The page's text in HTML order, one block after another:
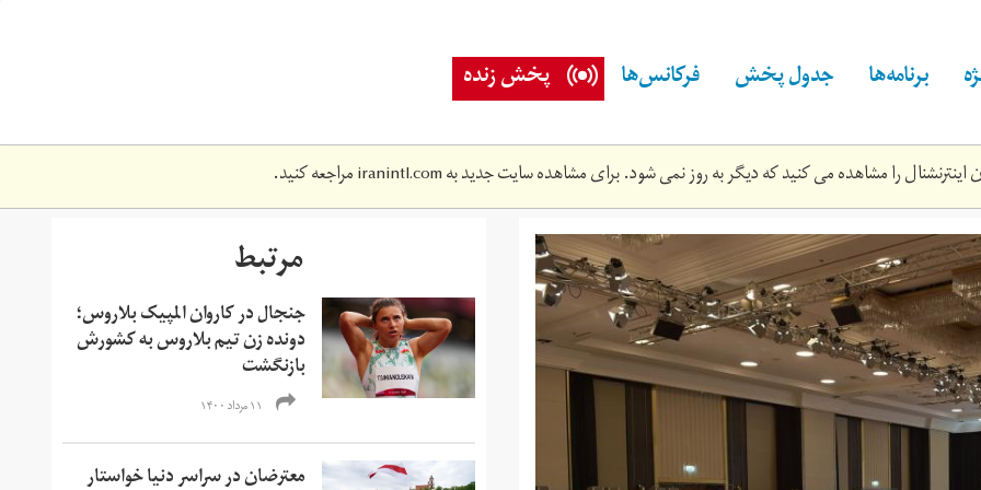
برنامه‌ها جدول پخش فرکانس‌ها پخش زنده
را مشاهده می کنید که دیگر به روز نمی شود. برای مشاهده سایت جدید بهiranintl.comمراجعه کنید.
مرتبط
جنجال در کاروان المپیک بلاروس؛
دونده زن تیم بلاروس به کشورش
بازنگشت
۱۱ مرداد ۱۴۰۰
معترضان در سراسر دنیا خواستار